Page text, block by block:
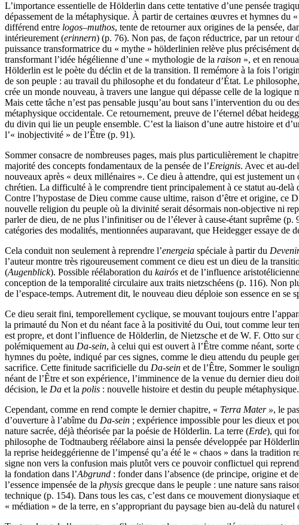
L’importance essentielle de Hölderlin dans cette tentative d’une pensée
dépassement de la métaphysique. À partir de certaines œuvres et hymnes
différend entre logos–muthos, tente de retourner aux origines de la pensée,
intérieurement (erinnern) (p. 76). Non pas, de façon réductrice, par un retour
puissance transformatrice du « mythe » hölderlinien relève plus précisément
transformant l’idée hégélienne d’une « mythologie de la raison », et en
Hölderlin est le poète du déclin et de la transition. Il remémore à la fois
de son peuple : au travail du philosophe et du fondateur d’État. Le
crée un monde nouveau, à travers une langue qui dépasse celle de la
Mais cette tâche n’est pas pensable jusqu’au bout sans l’intervention du ou
métaphysique occidentale. Ce retournement, preuve de l’éternel débat
du divin qui lie un peuple ensemble. C’est la liaison d’une autre histoire et
l’« inobjectivité » de l’Être (p. 91).
Sommer consacre de nombreuses pages, mais plus particulièrement le
majorité des concepts fondamentaux de la pensée de l’Ereignis. Avec et au-
nouveaux après « deux millénaires ». Ce dieu à attendre, qui est justement
chrétien. La difficulté à le comprendre tient principalement à ce statut au-delà
Contre l’hypostase de Dieu comme cause ultime, raison d’être et origine, ce
nouvelle religion du peuple où la divinité serait désormais non-objective ni
parler de dieu, de ne plus l’infinitiser ou de l’élever à cause-étant suprême
catégories des modalités, mentionnées auparavant, que Heidegger essaye de
Cela conduit non seulement à reprendre l’energeia spéciale à partir du
l’auteur montre très rigoureusement comment ce dieu est un dieu de la
(Augenblick). Possible réélaboration du kairós et de l’influence
conception de la temporalité circulaire aux traits nietzschéens (p. 116). Non
de l’espace-temps. Autrement dit, le nouveau dieu déploie son essence en
Ce dieu serait fini, temporellement cyclique, se mouvant toujours entre
la primauté du Non et du néant face à la positivité du Oui, tout comme leur
est propre, et dont l’influence de Hölderlin, de Nietzsche et de W. F. Otto
polémiquement au Da-sein, à celui qui est ouvert à l’Être comme néant,
hymnes du poète, indiqué par ces signes, comme le dieu attendu du peuple
sacrifice. Cette finitude sacrificielle du Da-sein et de l’Être, Sommer le
néant de l’Être et son expérience, l’imminence de la venue du dernier dieu
décision, le Da et la polis : nouvelle histoire et destin du peuple métaphysique.
Cependant, comme en rend compte le dernier chapitre, « Terra Mater », le
d’ouverture à l’abîme du Da-sein ; expérience impossible pour les dieux et
nature sacrée, déjà théorisée par la poésie de Hölderlin. La terre (Erde), qui
philosophe de Todtnauberg réélabore ainsi la pensée développée par
la reprise heideggérienne de l’impensé qu’a été le « chaos » dans la
signe non vers la confusion mais plutôt vers ce pouvoir conflictuel qui
la fondation dans l’Abgrund : fonder dans l’absence (de principe, origine et
l’essence impensée de la physis grecque dans le peuple : une nature sans
technique (p. 154). Dans tous les cas, c’est dans ce mouvement
« médiation » de la terre, en s’appropriant du paysage bien au-delà du